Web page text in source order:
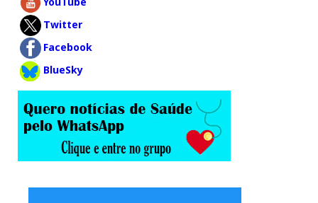
Twitter
Facebook
BlueSky